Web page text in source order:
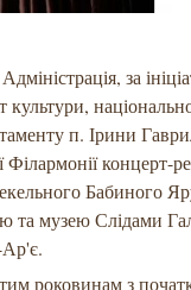
за
п. Ірини
концерт-
Бабиного
та музею Слідами
Ар'є.
роковинам з